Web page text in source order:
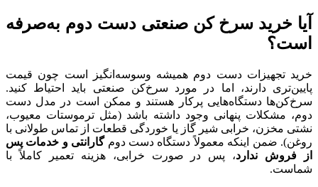
آیا خرید سرخ کن صنعتی دست دوم به‌صرفه
است؟
خرید تجهیزات دست دوم همیشه وسوسه‌انگیز است چون قیمت
پایین‌تری دارند، اما در مورد سرخ‌کن صنعتی باید احتیاط کنید.
سرخ‌کن‌ها دستگاه‌هایی پرکار هستند و ممکن است در مدل دست
دوم، مشکلات پنهانی وجود داشته باشد (مثل ترموستات معیوب،
نشتی مخزن، خرابی شیر گاز یا خوردگی قطعات از تماس طولانی با
روغن). ضمن اینکه معمولاً دستگاه دست دومگارانتی و خدمات پس
از فروش ندارد، پس در صورت خرابی، هزینه تعمیر کاملاً با
شماست.